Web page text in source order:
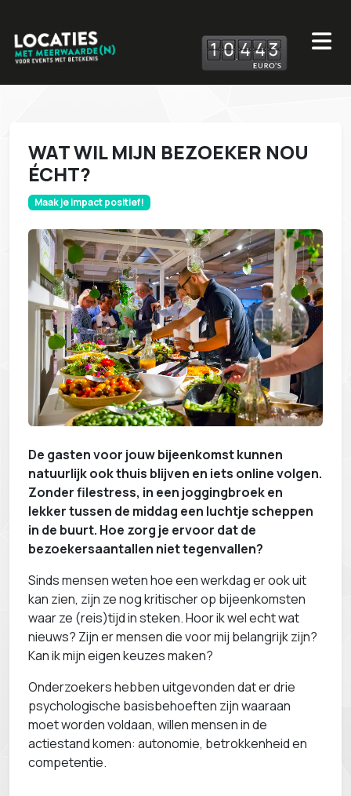
10 443
WAT WIL MIJN BEZOEKER NOU
ÉCHT?
Maak je impact positief!
De gasten voor jouw bijeenkomst kunnen
natuurlijk ook thuis blijven en iets online volgen.
Zonder filestress, in een joggingbroek en
lekker tussen de middag een luchtje scheppen
in de buurt. Hoe zorg je ervoor dat de
bezoekersaantallen niet tegenvallen?
Sinds mensen weten hoe een werkdag er ook uit
kan zien, zijn ze nog kritischer op bijeenkomsten
waar ze (reis)tijd in steken. Hoor ik wel echt wat
nieuws? Zijn er mensen die voor mij belangrijk zijn?
Kan ik mijn eigen keuzes maken?
Onderzoekers hebben uitgevonden dat er drie
psychologische basisbehoeften zijn waaraan
moet worden voldaan, willen mensen in de
actiestand komen: autonomie, betrokkenheid en
competentie.